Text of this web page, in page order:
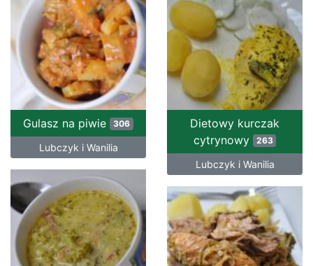
Gulasz na piwie 306
Lubczyk i Wanilia
Dietowy kurczak
cytrynowy
263
Lubczyk i Wanilia